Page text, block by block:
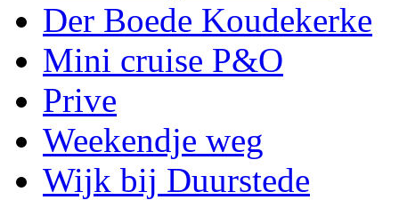
Der Boede Koudekerke
Mini cruise P&O
Prive
Weekendje weg
Wijk bij Duurstede